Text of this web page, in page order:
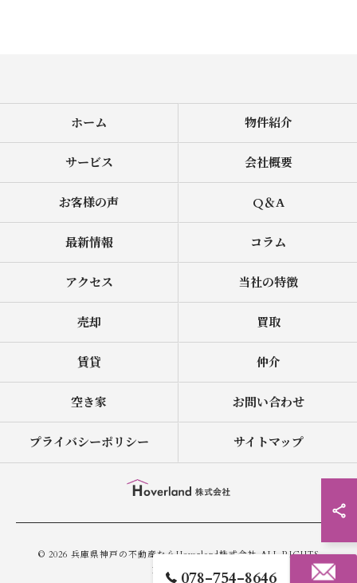
078-754-8646
ホーム 物件紹介
サービス 会社概要
お客様の声 Q＆A
最新情報 コラム
アクセス 当社の特徴
売却 買取
賃貸 仲介
空き家 お問い合わせ
プライバシーポリシー サイトマップ
© 2026 兵庫県神戸の不動産ならHoverland株式会社 ALL RIGHTS
RESERVED.